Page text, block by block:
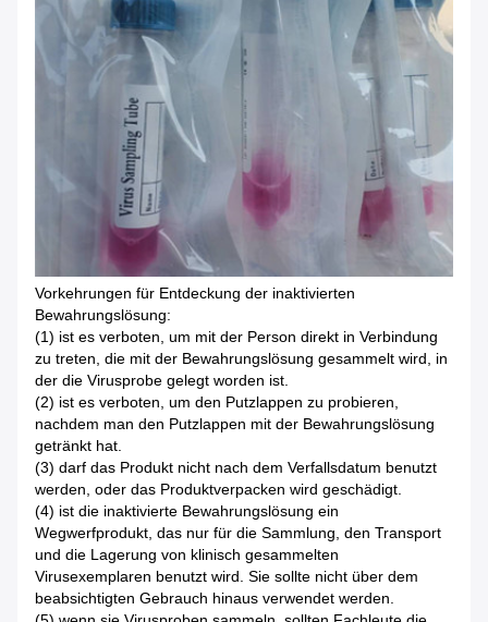
Vorkehrungen für Entdeckung der inaktivierten
Bewahrungslösung:
(1) ist es verboten, um mit der Person direkt in Verbindung
zu treten, die mit der Bewahrungslösung gesammelt wird, in
der die Virusprobe gelegt worden ist.
(2) ist es verboten, um den Putzlappen zu probieren,
nachdem man den Putzlappen mit der Bewahrungslösung
getränkt hat.
(3) darf das Produkt nicht nach dem Verfallsdatum benutzt
werden, oder das Produktverpacken wird geschädigt.
(4) ist die inaktivierte Bewahrungslösung ein
Wegwerfprodukt, das nur für die Sammlung, den Transport
und die Lagerung von klinisch gesammelten
Virusexemplaren benutzt wird. Sie sollte nicht über dem
beabsichtigten Gebrauch hinaus verwendet werden.